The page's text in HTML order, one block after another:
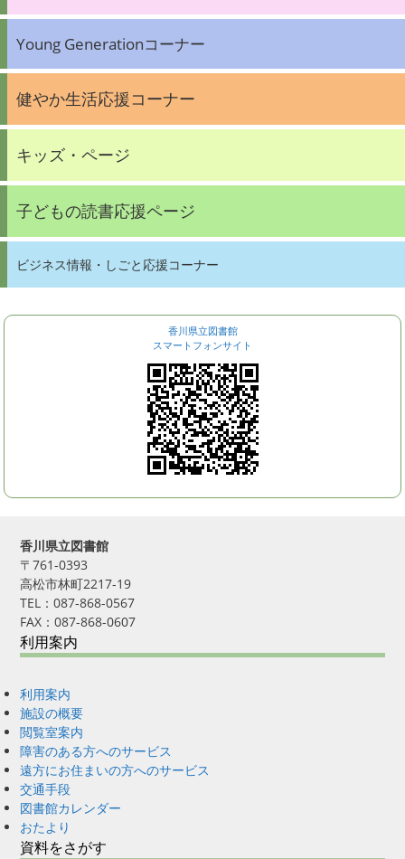
Young Generationコーナー
健やか生活応援コーナー
キッズ・ページ
子どもの読書応援ページ
ビジネス情報・しごと応援コーナー
香川県立図書館
スマートフォンサイト
香川県立図書館
〒761-0393
高松市林町2217-19
TEL：087-868-0567
FAX：087-868-0607
利用案内
利用案内
施設の概要
閲覧室案内
障害のある方へのサービス
遠方にお住まいの方へのサービス
交通手段
図書館カレンダー
おたより
資料をさがす